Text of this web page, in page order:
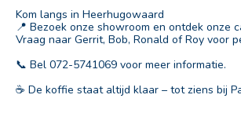
Kom langs in Heerhugowaard
📍 Bezoek onze showroom en ontdek onze
Vraag naar Gerrit, Bob, Ronald of Roy voor
📞 Bel 072-5741069 voor meer informatie.
☕ De koffie staat altijd klaar – tot ziens bij